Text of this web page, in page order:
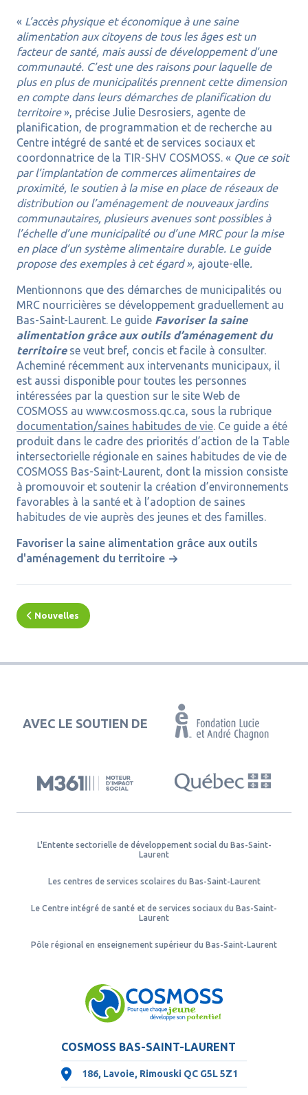
« L’accès physique et économique à une saine
alimentation aux citoyens de tous les âges est un
facteur de santé, mais aussi de développement d’une
communauté. C’est une des raisons pour laquelle de
plus en plus de municipalités prennent cette dimension
en compte dans leurs démarches de planification du
territoire», précise Julie Desrosiers, agente de
planification, de programmation et de recherche au
Centre intégré de santé et de services sociaux et
coordonnatrice de la TIR-SHV COSMOSS. « Que ce soit
par l’implantation de commerces alimentaires de
proximité, le soutien à la mise en place de réseaux de
distribution ou l’aménagement de nouveaux jardins
communautaires, plusieurs avenues sont possibles à
l’échelle d’une municipalité ou d’une MRC pour la mise
en place d’un système alimentaire durable. Le guide
propose des exemples à cet égard », ajoute-elle.
Mentionnons que des démarches de municipalités ou
MRC nourricières se développement graduellement au
Bas-Saint-Laurent. Le guide Favoriser la saine
alimentation grâce aux outils d’aménagement du
territoire se veut bref, concis et facile à consulter.
Acheminé récemment aux intervenants municipaux, il
est aussi disponible pour toutes les personnes
intéressées par la question sur le site Web de
COSMOSS au www.cosmoss.qc.ca, sous la rubrique
documentation/saines habitudes de vie. Ce guide a été
produit dans le cadre des priorités d’action de la Table
intersectorielle régionale en saines habitudes de vie de
COSMOSS Bas-Saint-Laurent, dont la mission consiste
à promouvoir et soutenir la création d’environnements
favorables à la santé et à l’adoption de saines
habitudes de vie auprès des jeunes et des familles.
Favoriser la saine alimentation grâce aux outils
d'aménagement du territoire
Nouvelles
AVEC LE SOUTIEN DE
L'Entente sectorielle de développement social du Bas-Saint-
Laurent
Les centres de services scolaires du Bas-Saint-Laurent
Le Centre intégré de santé et de services sociaux du Bas-Saint-
Laurent
Pôle régional en enseignement supérieur du Bas-Saint-Laurent
COSMOSS BAS-SAINT-LAURENT
186, Lavoie, Rimouski QC G5L 5Z1